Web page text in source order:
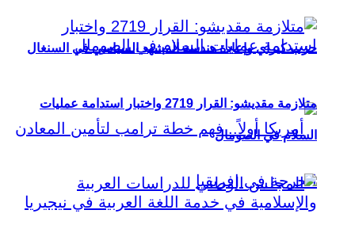
حزب كيراي وإعادة هندسة المشهد السياسي في السنغال
متلازمة مقديشو: القرار 2719 واختبار استدامة عمليات
السلام في الصومال